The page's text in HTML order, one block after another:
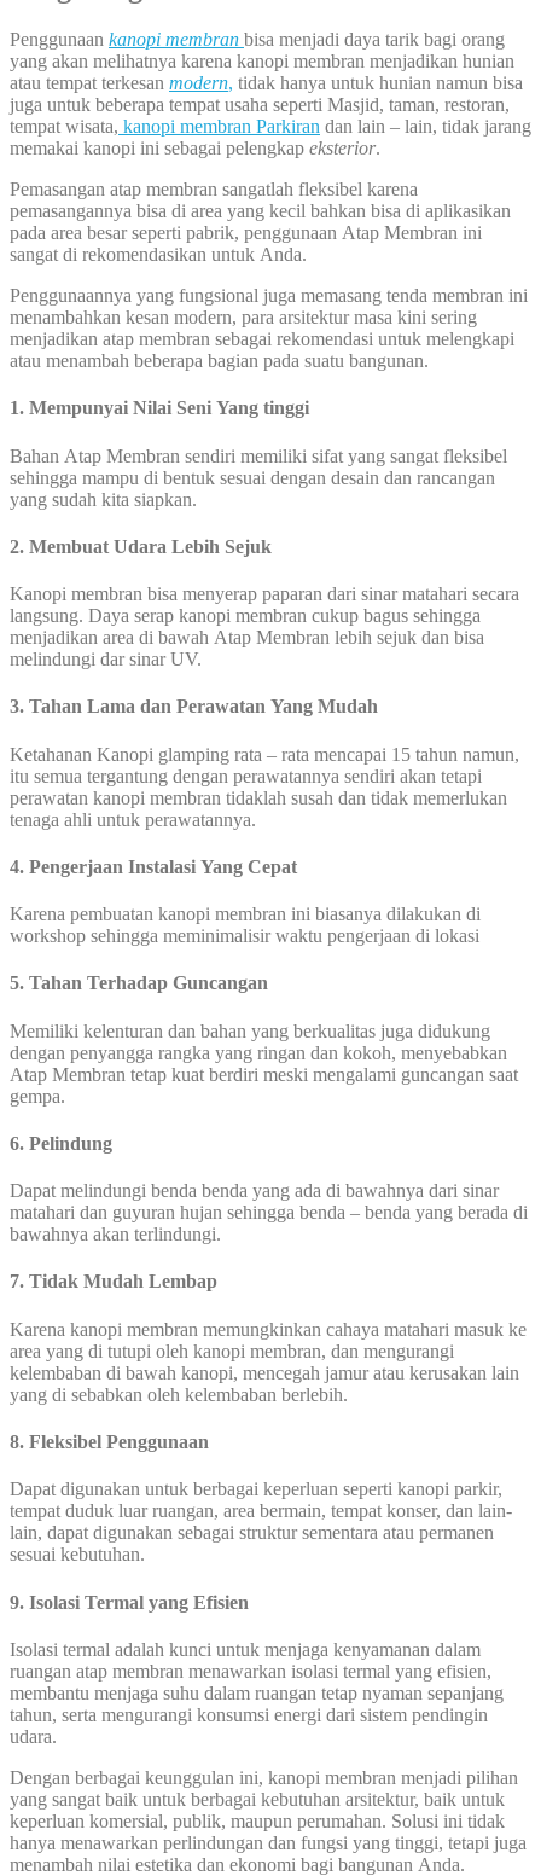
Penggunaan kanopi membran bisa menjadi daya tarik bagi orang
yang akan melihatnya karena kanopi membran menjadikan hunian
atau tempat terkesan modern, tidak hanya untuk hunian namun bisa
juga untuk beberapa tempat usaha seperti Masjid, taman, restoran,
tempat wisata, kanopi membran Parkiran dan lain – lain, tidak jarang
memakai kanopi ini sebagai pelengkap eksterior.
Pemasangan atap membran sangatlah fleksibel karena
pemasangannya bisa di area yang kecil bahkan bisa di aplikasikan
pada area besar seperti pabrik, penggunaan Atap Membran ini
sangat di rekomendasikan untuk Anda.
Penggunaannya yang fungsional juga memasang tenda membran ini
menambahkan kesan modern, para arsitektur masa kini sering
menjadikan atap membran sebagai rekomendasi untuk melengkapi
atau menambah beberapa bagian pada suatu bangunan.
1. Mempunyai Nilai Seni Yang tinggi
Bahan Atap Membran sendiri memiliki sifat yang sangat fleksibel
sehingga mampu di bentuk sesuai dengan desain dan rancangan
yang sudah kita siapkan.
2. Membuat Udara Lebih Sejuk
Kanopi membran bisa menyerap paparan dari sinar matahari secara
langsung. Daya serap kanopi membran cukup bagus sehingga
menjadikan area di bawah Atap Membran lebih sejuk dan bisa
melindungi dar sinar UV.
3. Tahan Lama dan Perawatan Yang Mudah
Ketahanan Kanopi glamping rata – rata mencapai 15 tahun namun,
itu semua tergantung dengan perawatannya sendiri akan tetapi
perawatan kanopi membran tidaklah susah dan tidak memerlukan
tenaga ahli untuk perawatannya.
4. Pengerjaan Instalasi Yang Cepat
Karena pembuatan kanopi membran ini biasanya dilakukan di
workshop sehingga meminimalisir waktu pengerjaan di lokasi
5. Tahan Terhadap Guncangan
Memiliki kelenturan dan bahan yang berkualitas juga didukung
dengan penyangga rangka yang ringan dan kokoh, menyebabkan
Atap Membran tetap kuat berdiri meski mengalami guncangan saat
gempa.
6. Pelindung
Dapat melindungi benda benda yang ada di bawahnya dari sinar
matahari dan guyuran hujan sehingga benda – benda yang berada di
bawahnya akan terlindungi.
7. Tidak Mudah Lembap
Karena kanopi membran memungkinkan cahaya matahari masuk ke
area yang di tutupi oleh kanopi membran, dan mengurangi
kelembaban di bawah kanopi, mencegah jamur atau kerusakan lain
yang di sebabkan oleh kelembaban berlebih.
8. Fleksibel Penggunaan
Dapat digunakan untuk berbagai keperluan seperti kanopi parkir,
tempat duduk luar ruangan, area bermain, tempat konser, dan lain-
lain, dapat digunakan sebagai struktur sementara atau permanen
sesuai kebutuhan.
9. Isolasi Termal yang Efisien
Isolasi termal adalah kunci untuk menjaga kenyamanan dalam
ruangan atap membran menawarkan isolasi termal yang efisien,
membantu menjaga suhu dalam ruangan tetap nyaman sepanjang
tahun, serta mengurangi konsumsi energi dari sistem pendingin
udara.
Dengan berbagai keunggulan ini, kanopi membran menjadi pilihan
yang sangat baik untuk berbagai kebutuhan arsitektur, baik untuk
keperluan komersial, publik, maupun perumahan. Solusi ini tidak
hanya menawarkan perlindungan dan fungsi yang tinggi, tetapi juga
menambah nilai estetika dan ekonomi bagi bangunan Anda.